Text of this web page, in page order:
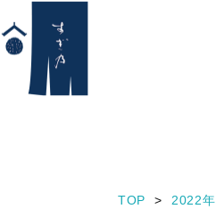
TOP 2022年